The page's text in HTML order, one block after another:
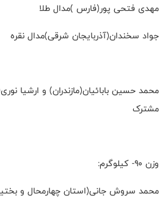
مهدی فتحی پور(فارس )مدال طلا
جواد سخندان(آذربایجان شرقی)مدال نقره
محمد حسین بابائیان(مازندران) و ارشیا
مشترک
وزن ۹۰- کیلوگرم:
محمد سروش جانی(استان چهارمحال و